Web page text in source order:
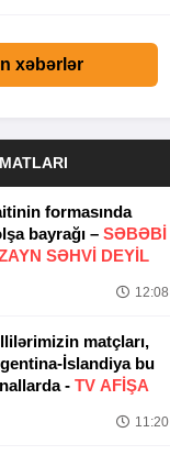
xəbərlər
formasında
bayrağı – SƏBƏBI
SƏHVI DEYIL
12:08
matçları,
İslandiya bu
- TV AFİŞA
11:20